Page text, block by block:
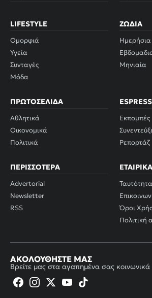
LIFESTYLE
Ομορφιά
Υγεία
Συνταγές
Μόδα
ΖΏΔΙΑ
Ημερήσια
Μηνιαία
ΠΡΩΤΟΣΈΛΙΔΑ
Αθλητικά
Οικονομικά
Πολιτικά
Εκπομπές
Ρεπορτάζ
ΠΕΡΙΣΣΌΤΕΡΑ
Advertorial
Newsletter
RSS
ΕΤΑΙΡΙΚΆ
Ταυτότητα
Όροι
Πολιτική
ΑΚΟΛΟΥΘΉΣΤΕ ΜΑΣ
Βρείτε μας στα αγαπημένα σας κοινωνικά